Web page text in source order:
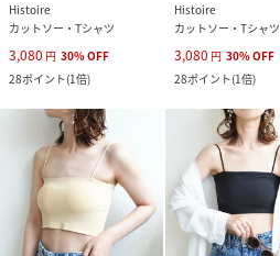
Histoire
カットソー・Tシャツ
3,080 円 30%OFF
28ポイント(1倍)
Histoire
カットソー・Tシャツ
3,080 円 30%OFF
28ポイント(1倍)